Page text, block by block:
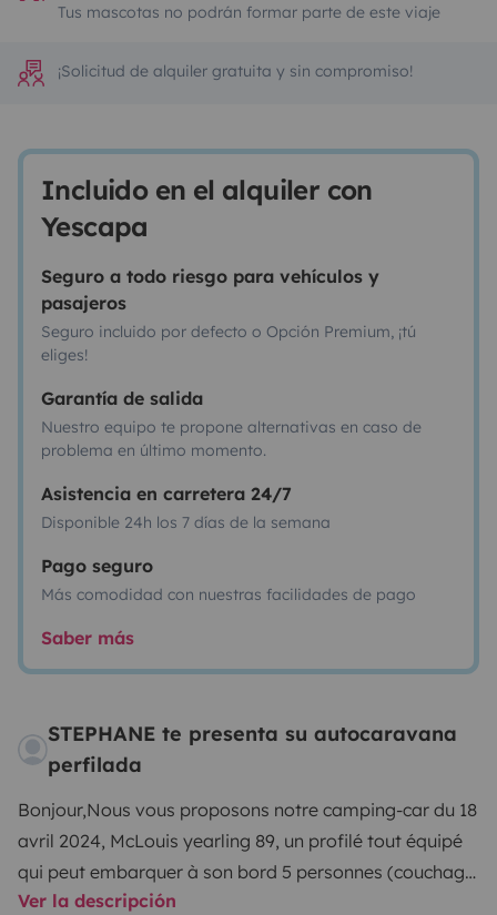
Tus mascotas no podrán formar parte de este viaje
¡Solicitud de alquiler gratuita y sin compromiso!
Incluido en el alquiler con
Yescapa
Seguro a todo riesgo para vehículos y
pasajeros
Seguro incluido por defecto o Opción Premium, ¡tú
eliges!
Garantía de salida
Nuestro equipo te propone alternativas en caso de
problema en último momento.
Asistencia en carretera 24/7
Disponible 24h los 7 días de la semana
Pago seguro
Más comodidad con nuestras facilidades de pago
Saber más
STEPHANE te presenta su autocaravana
perfilada
Bonjour,Nous vous proposons notre camping-car du 18
avril 2024, McLouis yearling 89, un profilé tout équipé
qui peut embarquer à son bord 5 personnes (couchage
et carte grise).Adepte de séjour en famille, le camping-
Ver la descripción